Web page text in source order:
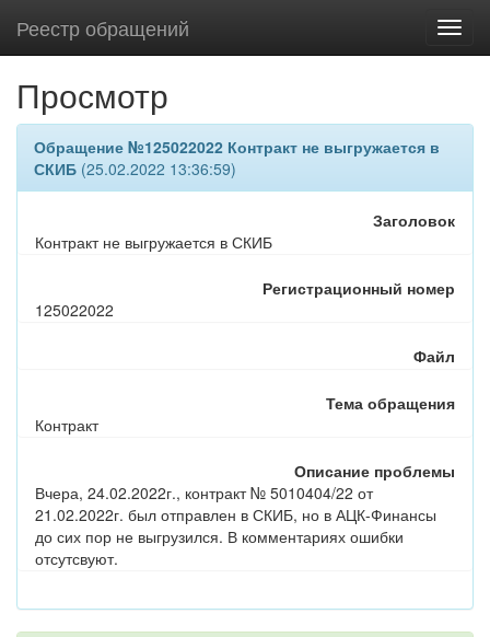
Реестр обращений
Просмотр
Обращение №125022022 Контракт не выгружается в
СКИБ (25.02.2022 13:36:59)
Заголовок
Контракт не выгружается в СКИБ
Регистрационный номер
125022022
Файл
Тема обращения
Контракт
Описание проблемы
Вчера, 24.02.2022г., контракт № 5010404/22 от
21.02.2022г. был отправлен в СКИБ, но в АЦК-Финансы
до сих пор не выгрузился. В комментариях ошибки
отсутсвуют.